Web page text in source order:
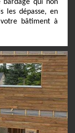
bardage qui non
les dépasse, en
bâtiment à